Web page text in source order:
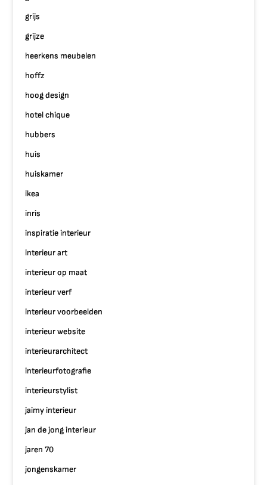
grijs
grijze
heerkens meubelen
hoffz
hoog design
hotel chique
hubbers
huis
huiskamer
ikea
inris
inspiratie interieur
interieur art
interieur op maat
interieur verf
interieur voorbeelden
interieur website
interieurarchitect
interieurfotografie
interieurstylist
jaimy interieur
jan de jong interieur
jaren 70
jongenskamer